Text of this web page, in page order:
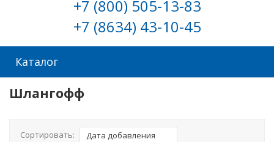
+7 (800) 505-13-83
+7 (8634) 43-10-45
Каталог
Шлангофф
Сортировать: Дата добавления